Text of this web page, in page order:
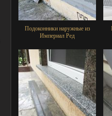
Подоконники наружные из
Империал Ред